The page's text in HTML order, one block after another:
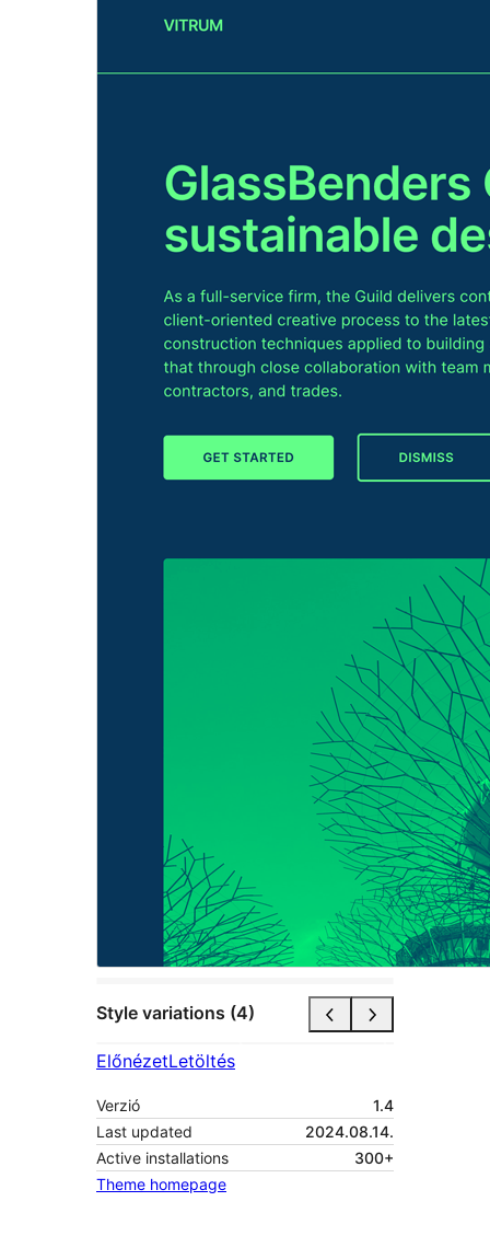
Style variations (4)
ElőnézetLetöltés
Verzió
1.4
Last updated
2024.08.14.
Active installations
300+
Theme homepage